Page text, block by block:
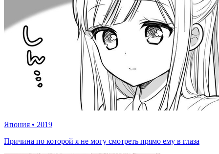
Япония • 2019
Причина по которой я не могу смотреть прямо ему в глаза